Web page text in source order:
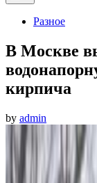
PostedРазное
В Москве
кирпича
by admin